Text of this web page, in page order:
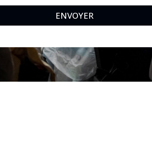
ENVOYER